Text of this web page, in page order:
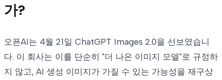
가?
오픈AI는 4월 21일 ChatGPT Images 2.0을 선보였습니
다. 이 회사는 이를 단순히 "더 나은 이미지 모델"로 규정하
지 않고, AI 생성 이미지가 가질 수 있는 가능성을 재구상